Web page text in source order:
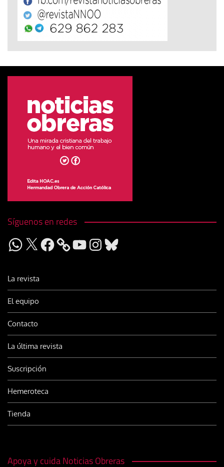
Síguenos en redes
WhatsApp
X Facebook YouTubeInstagram
Bluesky
La revista
El equipo
Contacto
La última revista
Suscripción
Hemeroteca
Tienda
Apoya y cuida Noticias Obreras